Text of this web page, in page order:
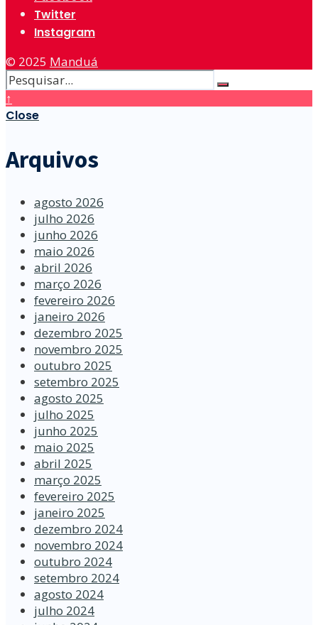
Twitter
Instagram
© 2025 Manduá
↑
Close
Arquivos
agosto 2026
julho 2026
junho 2026
maio 2026
abril 2026
março 2026
fevereiro 2026
janeiro 2026
dezembro 2025
novembro 2025
outubro 2025
setembro 2025
agosto 2025
julho 2025
junho 2025
maio 2025
abril 2025
março 2025
fevereiro 2025
janeiro 2025
dezembro 2024
novembro 2024
outubro 2024
setembro 2024
agosto 2024
julho 2024